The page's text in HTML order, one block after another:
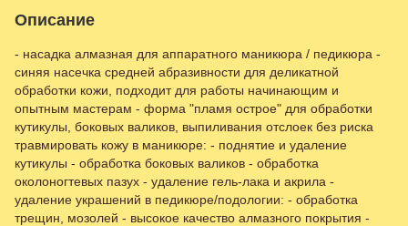
Описание
- насадка алмазная для аппаратного маникюра / педикюра -
синяя насечка средней абразивности для деликатной
обработки кожи, подходит для работы начинающим и
опытным мастерам - форма "пламя острое" для обработки
кутикулы, боковых валиков, выпиливания отслоек без риска
травмировать кожу в маникюре: - поднятие и удаление
кутикулы - обработка боковых валиков - обработка
околоногтевых пазух - удаление гель-лака и акрила -
удаление украшений в педикюре/подологии: - обработка
трещин, мозолей - высокое качество алмазного покрытия -